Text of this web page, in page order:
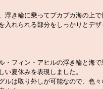
浮き輪に乗ってプカプカ海の上
れられる部分をしっかりとデ
・フィン・アヒルの浮き輪と海
夏休みを表現しました。
ルは取り外しが可能なので、色